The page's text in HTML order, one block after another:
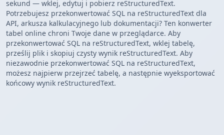
sekund — wklej, edytuj i pobierz reStructuredText.
Potrzebujesz przekonwertować SQL na reStructuredText dla
API, arkusza kalkulacyjnego lub dokumentacji? Ten konwerter
tabel online chroni Twoje dane w przeglądarce. Aby
przekonwertować SQL na reStructuredText, wklej tabelę,
prześlij plik i skopiuj czysty wynik reStructuredText. Aby
niezawodnie przekonwertować SQL na reStructuredText,
możesz najpierw przejrzeć tabelę, a następnie wyeksportować
końcowy wynik reStructuredText.